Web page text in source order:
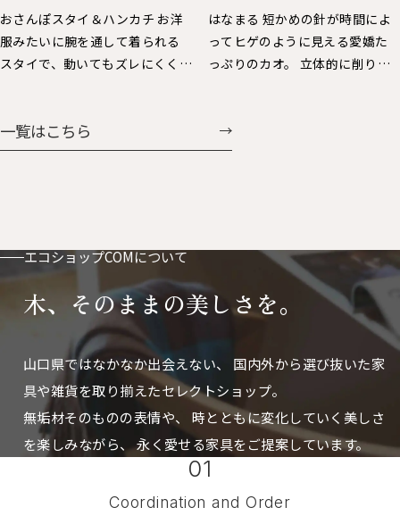
一覧はこちら
おさんぽスタイ＆ハンカチ お洋
服みたいに腕を通して着られる
スタイで、動いてもズレにくく、
付。ベビーカーやバッグに付け
ておけば鼻水や涙もすぐに拭け
はなまる 短かめの針が時間によ
ってヒゲのように見える愛嬌た
っぷりのカオ。 立体的に削り出
に掛けたときの凸っぱり具合
も、可愛さ「はなまる」。 はな
掛け時計としても使えます。
エコショップCOMについて
木、そのままの美しさを。
山口県ではなかなか出会えない、
国内外から選び抜いた家
具や雑貨を取り揃えたセレクトショップ。
無垢材そのものの表情や、 時とともに変化していく美しさ
を楽しみながら、永く愛せる家具をご提案しています。
01
Coordination and Order